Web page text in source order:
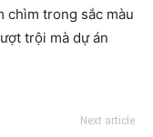
chìm trong sắc màu
trội mà dự án
Next article